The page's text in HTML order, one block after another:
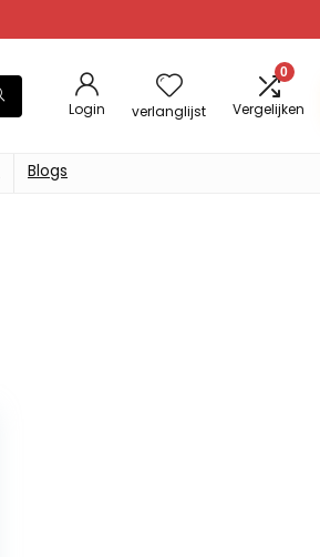
Login verlanglijst
0
Vergelijken
Blogs